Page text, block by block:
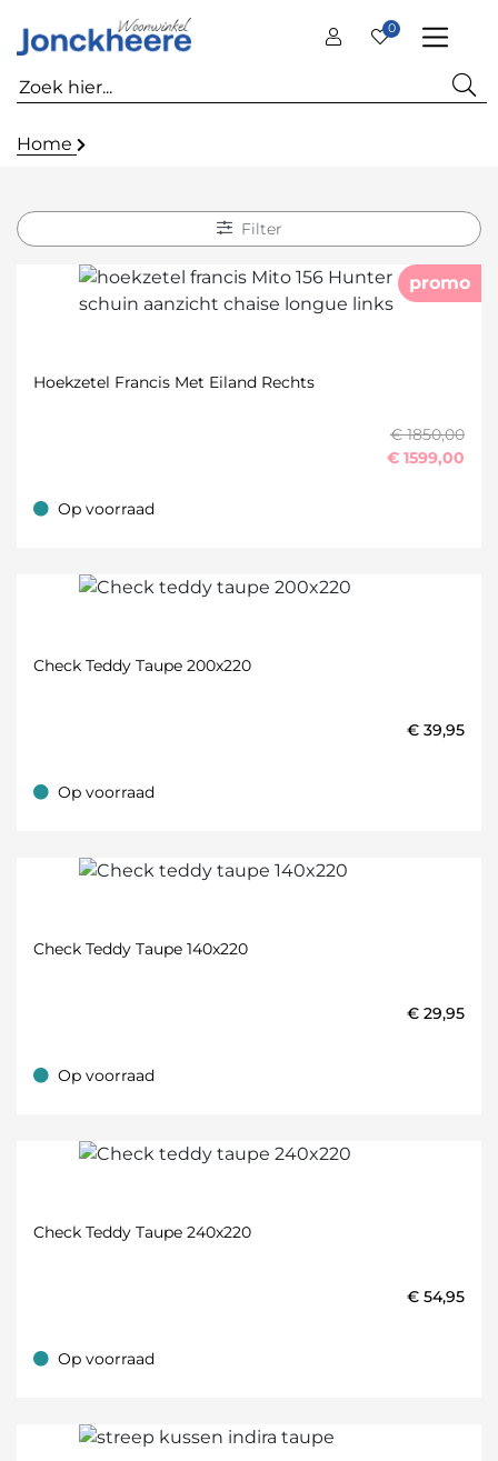
0
Home
Filter
promo
Hoekzetel Francis Met Eiland Rechts
€ 1850,00
€ 1599,00
Op voorraad
Op voorraad
Check Teddy Taupe 200x220
€ 39,95
Op voorraad
Op voorraad
Check Teddy Taupe 140x220
€ 29,95
Op voorraad
Op voorraad
Check Teddy Taupe 240x220
€ 54,95
Op voorraad
Op voorraad